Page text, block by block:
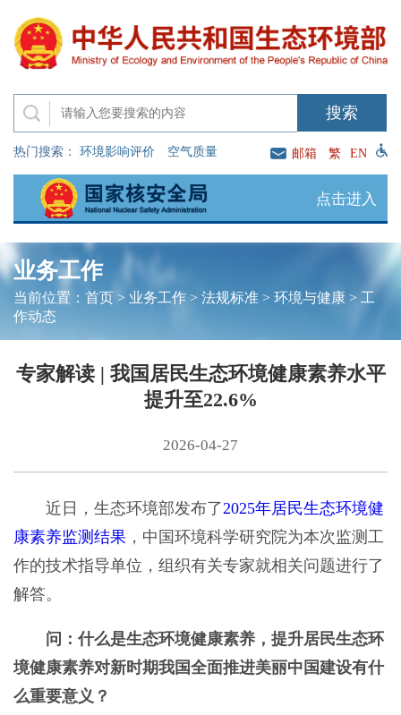
热门搜索： 环境影响评价 空气质量 邮箱 繁 EN
点击进入
业务工作
当前位置： 首页> 业务工作> 法规标准> 环境与健康> 工
作动态
专家解读 | 我国居民生态环境健康素养水平
提升至22.6%
2026-04-27
近日，生态环境部发布了2025年居民生态环境健
康素养监测结果 ，中国环境科学研究院为本次监测工
作的技术指导单位，组织有关专家就相关问题进行了
解答。
问：什么是生态环境健康素养，提升居民生态环
境健康素养对新时期我国全面推进美丽中国建设有什
么重要意义？